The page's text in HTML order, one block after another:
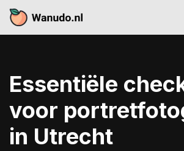
Skip
Essentiële
voor
in Utrecht